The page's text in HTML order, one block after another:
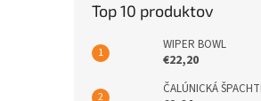
Top 10 produktov
WIPER BOWL
€22,20
ČALÚNICKÁ